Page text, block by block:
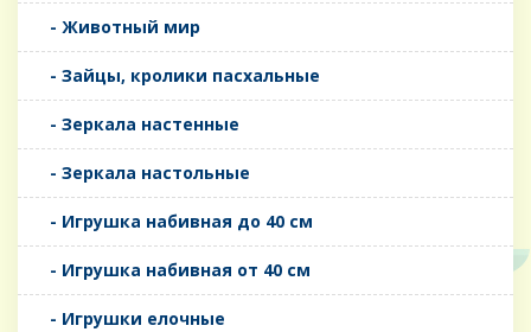
- Животный мир
- Зайцы, кролики пасхальные
- Зеркала настенные
- Зеркала настольные
- Игрушка набивная до 40 см
- Игрушка набивная от 40 см
- Игрушки елочные